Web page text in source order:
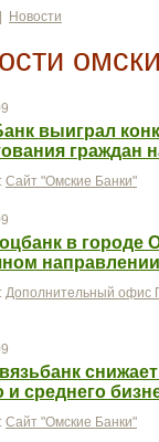
Новости
выиграл
граждан
Сайт "Омские Банки"
в городе
направлении
Дополнительный офис
и среднего
Сайт "Омские Банки"